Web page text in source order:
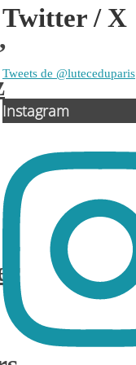
Twitter / X
Tweets de @luteceduparis
Instagram